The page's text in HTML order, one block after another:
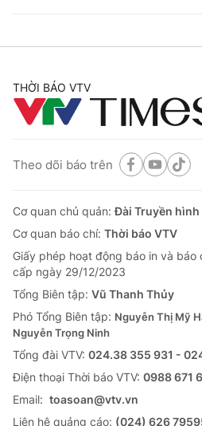
THỜI BÁO VTV
Theo dõi báo trên
Cơ quan chủ quản:Đài Truyền hình
Cơ quan báo chí: Thời báo VTV
Giấy phép hoạt động báo in và báo
cấp ngày 29/12/2023
Tổng Biên tập: Vũ Thanh Thủy
Phó Tổng Biên tập: Nguyễn Thị Mỹ
Nguyễn Trọng Ninh
Tổng đài VTV: 024.38 355 931 -
Ðiện thoại Thời báo VTV: 0988 671
Email: toasoan@vtv.vn
Liên hệ quảng cáo: (024) 626